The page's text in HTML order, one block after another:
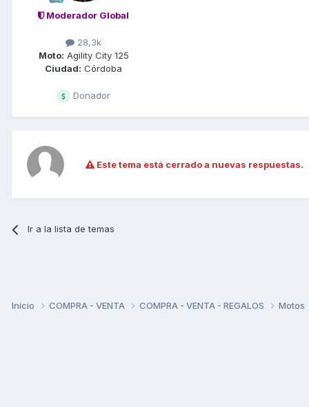
Moderador Global
28,3k
Moto: Agility City 125
Ciudad: Córdoba
Donador
Este tema está cerrado a nuevas respuestas.
Ir a la lista de temas
Inicio COMPRA - VENTA COMPRA - VENTA - REGALOS Motos